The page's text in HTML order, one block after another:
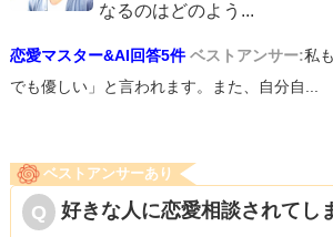
なるのはどのよう ...
恋愛マスター&AI回答5件 ベストアンサー:私
でも優しい」と言われます。また、自分自...
ベストアンサーあり
好きな人に恋愛相談されてし